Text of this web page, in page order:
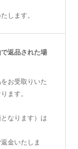
します。
返品された場
お受取りいた
ます。
なります）は
金いたしま